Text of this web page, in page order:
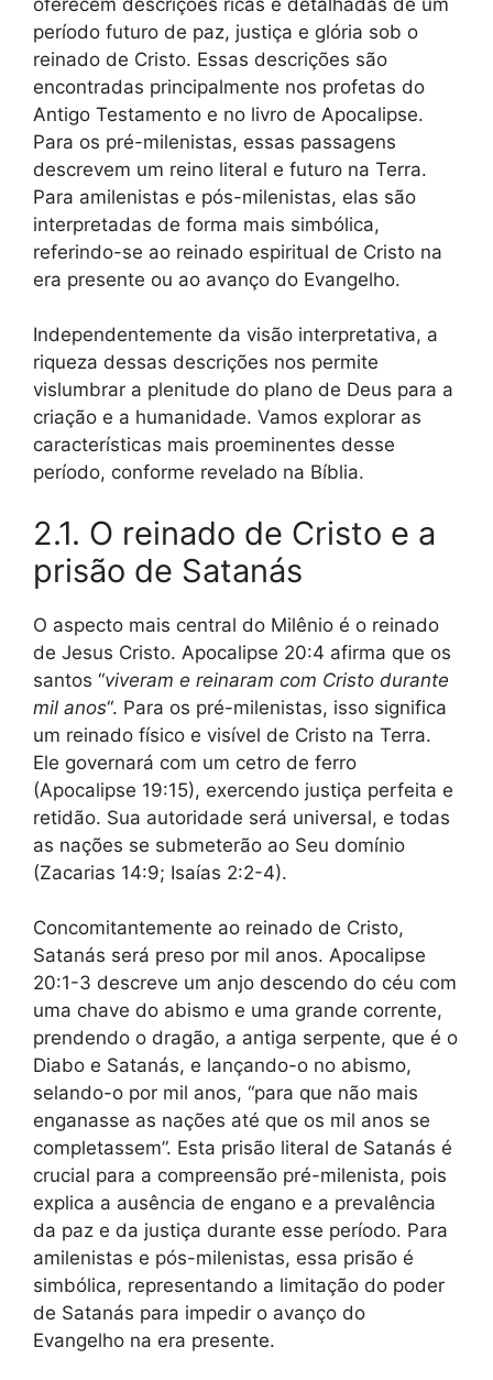
período futuro de paz, justiça e glória sob o
reinado de Cristo. Essas descrições são
encontradas principalmente nos profetas do
Antigo Testamento e no livro de Apocalipse.
Para os pré-milenistas, essas passagens
descrevem um reino literal e futuro na Terra.
Para amilenistas e pós-milenistas, elas são
interpretadas de forma mais simbólica,
referindo-se ao reinado espiritual de Cristo na
era presente ou ao avanço do Evangelho.
Independentemente da visão interpretativa, a
riqueza dessas descrições nos permite
vislumbrar a plenitude do plano de Deus para a
criação e a humanidade. Vamos explorar as
características mais proeminentes desse
período, conforme revelado na Bíblia.
2.1. O reinado de Cristo e a
prisão de Satanás
O aspecto mais central do Milênio é o reinado
de Jesus Cristo. Apocalipse 20:4 afirma que os
santos “viveram e reinaram com Cristo durante
mil anos“. Para os pré-milenistas, isso significa
um reinado físico e visível de Cristo na Terra.
Ele governará com um cetro de ferro
(Apocalipse 19:15), exercendo justiça perfeita e
retidão. Sua autoridade será universal, e todas
as nações se submeterão ao Seu domínio
(Zacarias 14:9; Isaías 2:2-4).
Concomitantemente ao reinado de Cristo,
Satanás será preso por mil anos. Apocalipse
20:1-3 descreve um anjo descendo do céu com
uma chave do abismo e uma grande corrente,
prendendo o dragão, a antiga serpente, que é o
Diabo e Satanás, e lançando-o no abismo,
selando-o por mil anos, “para que não mais
enganasse as nações até que os mil anos se
completassem”. Esta prisão literal de Satanás é
crucial para a compreensão pré-milenista, pois
explica a ausência de engano e a prevalência
da paz e da justiça durante esse período. Para
amilenistas e pós-milenistas, essa prisão é
simbólica, representando a limitação do poder
de Satanás para impedir o avanço do
Evangelho na era presente.